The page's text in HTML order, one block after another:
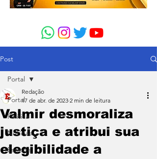
Post
Portal
Política
Notícias
Esporte
Portal
Valmir desmoraliza
justiça e atribui sua
elegibilidade a
Redação
17 de abr. de 2023 2 min de leitura